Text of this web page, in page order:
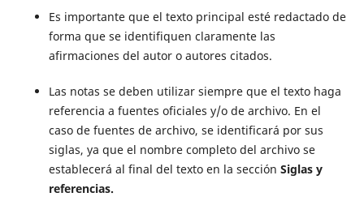
Es importante que el texto principal esté redactado de
forma que se identifiquen claramente las
afirmaciones del autor o autores citados.
Las notas se deben utilizar siempre que el texto haga
referencia a fuentes oficiales y/o de archivo. En el
caso de fuentes de archivo, se identificará por sus
siglas, ya que el nombre completo del archivo se
establecerá al final del texto en la sección Siglas y
referencias.